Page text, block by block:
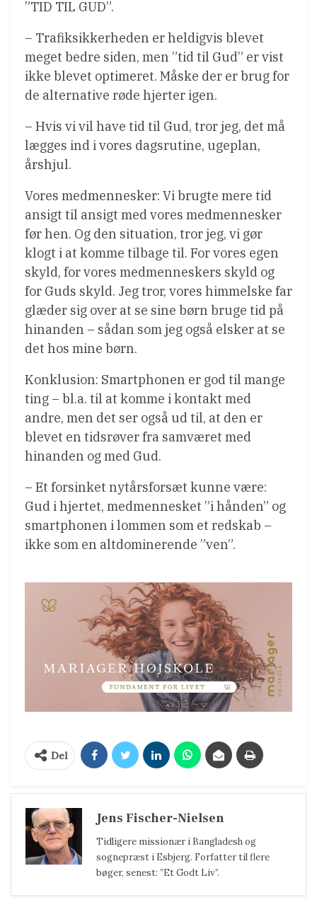
”TID TIL GUD”.
– Trafiksikkerheden er heldigvis blevet
meget bedre siden, men ”tid til Gud” er vist
ikke blevet optimeret. Måske der er brug for
de alternative røde hjerter igen.
– Hvis vi vil have tid til Gud, tror jeg, det må
lægges ind i vores dagsrutine, ugeplan,
årshjul.
Vores medmennesker: Vi brugte mere tid
ansigt til ansigt med vores medmennesker
før hen. Og den situation, tror jeg, vi gør
klogt i at komme tilbage til. For vores egen
skyld, for vores medmenneskers skyld og
for Guds skyld. Jeg tror, vores himmelske far
glæder sig over at se sine børn bruge tid på
hinanden – sådan som jeg også elsker at se
det hos mine børn.
Konklusion: Smartphonen er god til mange
ting – bl.a. til at komme i kontakt med
andre, men det ser også ud til, at den er
blevet en tidsrøver fra samværet med
hinanden og med Gud.
– Et forsinket nytårsforsæt kunne være:
Gud i hjertet, medmennesket ”i hånden” og
smartphonen i lommen som et redskab –
ikke som en altdominerende ”ven”.
Del
Jens Fischer-Nielsen
Tidligere missionær i Bangladesh og
sognepræst i Esbjerg. Forfatter til flere
bøger, senest: ”Et Godt Liv”.